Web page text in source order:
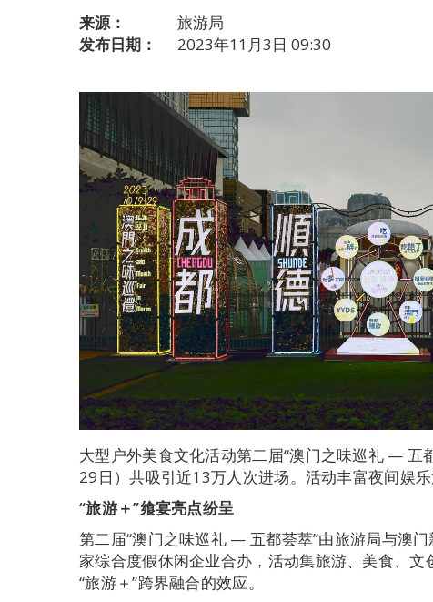
来源：
旅游局
发布日期：
2023年11月3日 09:30
大型户外美食文化活动第二届“澳门之味巡礼 — 五
29日）共吸引近13万人次进场。活动丰富夜间娱
“旅游＋”飨宴亮点纷呈
第二届“澳门之味巡礼 — 五都荟萃”由旅游局与澳
家综合度假休闲企业合办，活动集旅游、美食、
“旅游＋”跨界融合的效应。